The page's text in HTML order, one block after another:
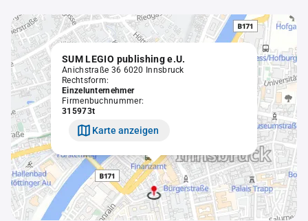
SUM LEGIO publishing e.U.
Anichstraße 36 6020 Innsbruck
Rechtsform:
Einzelunternehmer
Firmenbuchnummer:
315973t
Karte anzeigen